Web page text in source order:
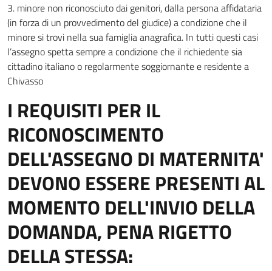
3. minore non riconosciuto dai genitori, dalla persona affidataria
(in forza di un provvedimento del giudice) a condizione che il
minore si trovi nella sua famiglia anagrafica. In tutti questi casi
l’assegno spetta sempre a condizione che il richiedente sia
cittadino italiano o regolarmente soggiornante e residente a
Chivasso
I REQUISITI PER IL
RICONOSCIMENTO
DELL'ASSEGNO DI MATERNITA'
DEVONO ESSERE PRESENTI AL
MOMENTO DELL'INVIO DELLA
DOMANDA, PENA RIGETTO
DELLA STESSA: